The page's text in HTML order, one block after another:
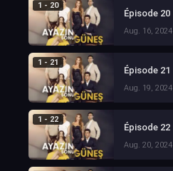
1 - 20
Épisode 20
Aug. 16, 2024
1 - 21
Épisode 21
Aug. 19, 2024
1 - 22
Épisode 22
Aug. 20, 2024